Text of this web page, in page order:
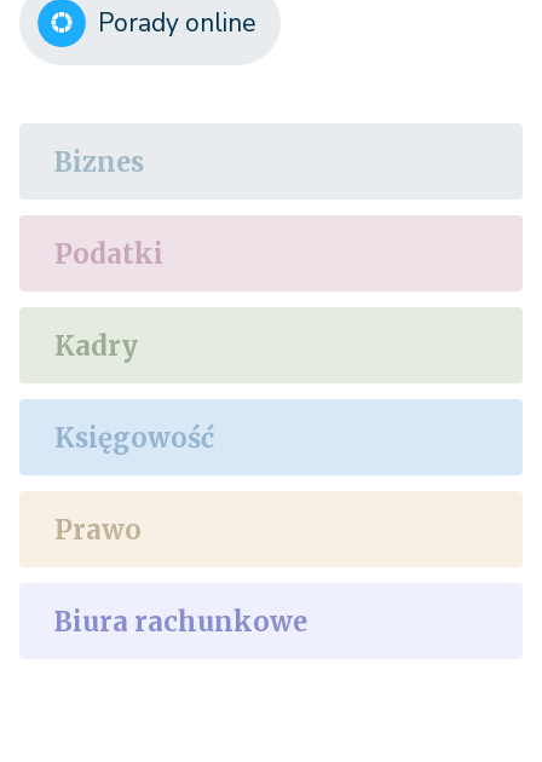
Porady online
Biznes
Podatki
Kadry
Księgowość
Prawo
Biura rachunkowe